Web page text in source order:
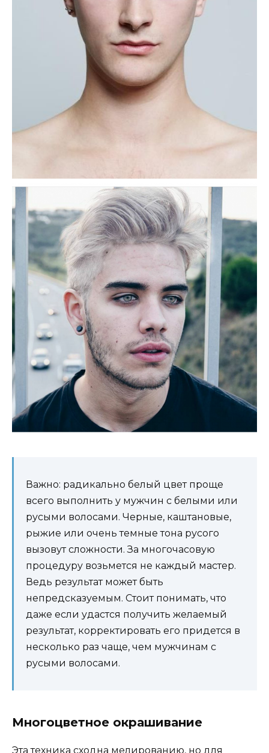
Важно: радикально белый цвет проще
всего выполнить у мужчин с белыми или
русыми волосами. Черные, каштановые,
рыжие или очень темные тона русого
вызовут сложности. За многочасовую
процедуру возьмется не каждый мастер.
Ведь результат может быть
непредсказуемым. Стоит понимать, что
даже если удастся получить желаемый
результат, корректировать его придется в
несколько раз чаще, чем мужчинам с
русыми волосами.
Многоцветное окрашивание
Эта техника сходна мелированию, но для